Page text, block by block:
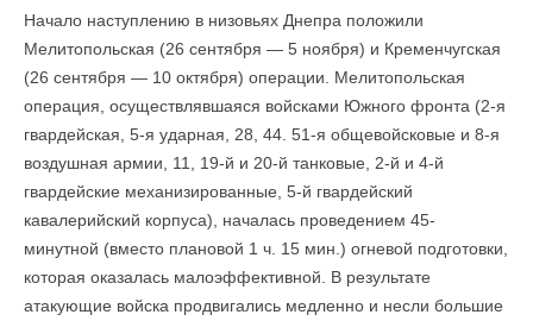
Начало наступлению в низовьях Днепра положили
Мелитопольская (26 сентября — 5 ноября) и Кременчугская
(26 сентября — 10 октября) операции. Мелитопольская
операция, осуществлявшаяся войсками Южного фронта (2-я
гвардейская, 5-я ударная, 28, 44. 51-я общевойсковые и 8-я
воздушная армии, 11, 19-й и 20-й танковые, 2-й и 4-й
гвардейские механизированные, 5-й гвардейский
кавалерийский корпуса), началась проведением 45-
минутной (вместо плановой 1 ч. 15 мин.) огневой подготовки,
которая оказалась малоэффективной. В результате
атакующие войска продвигались медленно и несли большие